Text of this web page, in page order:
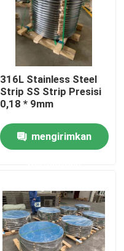
316L Stainless Steel
Strip SS Strip Presisi
0,18 * 9mm
mengirimkan